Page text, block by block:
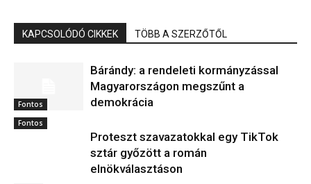
KAPCSOLÓDÓ CIKKEK TÖBB A SZERZŐTŐL
Fontos
Bárándy: a rendeleti kormányzással
Magyarországon megszűnt a
demokrácia
Fontos
Proteszt szavazatokkal egy TikTok
sztár győzött a román
elnökválasztáson